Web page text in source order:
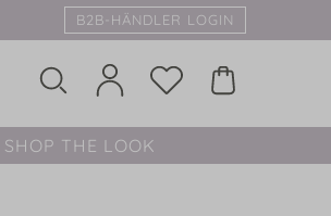
B2B-HÄNDLER LOGIN
SHOP THE LOOK